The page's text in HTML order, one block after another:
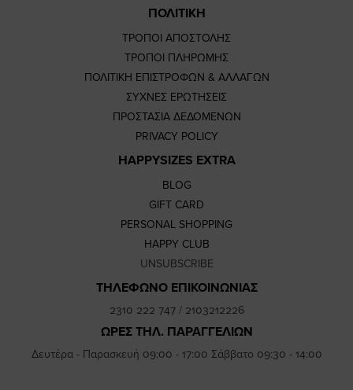
ΠΟΛΙΤΙΚΗ
ΤΡΟΠΟΙ ΑΠΟΣΤΟΛΗΣ
ΤΡΟΠΟΙ ΠΛΗΡΩΜΗΣ
ΠΟΛΙΤΙΚΗ ΕΠΙΣΤΡΟΦΩΝ & ΑΛΛΑΓΩΝ
ΣΥΧΝΕΣ ΕΡΩΤΗΣΕΙΣ
ΠΡΟΣΤΑΣΙΑ ΔΕΔΟΜΕΝΩΝ
PRIVACY POLICY
HAPPYSIZES EXTRA
BLOG
GIFT CARD
PERSONAL SHOPPING
HAPPY CLUB
UNSUBSCRIBE
ΤΗΛΕΦΩΝΟ ΕΠΙΚΟΙΝΩΝΙΑΣ
2310 222 747/ 2103212226
ΩΡΕΣ ΤΗΛ. ΠΑΡΑΓΓΕΛΙΩΝ
Δευτέρα - Παρασκευή 09:00 - 17:00 Σάββατο 09:30 - 14:00